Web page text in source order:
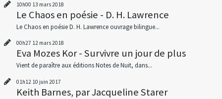
10h00 13 mars 2018
Le Chaos en poésie - D. H. Lawrence
Le Chaos en poésie D. H. Lawrence ouvrage bilingue...
00h27 12 mars 2018
Eva Mozes Kor - Survivre un jour de plus
Vient de paraître aux éditions Notes de Nuit, dans...
01h12 10 juin 2017
Keith Barnes, par Jacqueline Starer